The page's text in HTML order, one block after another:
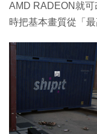
AMD RADEON就可
時把基本畫質從「最